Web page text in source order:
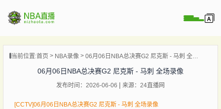
播当前位置:首页 NBA录像 06月06日NBA总决赛G2 尼克斯 - 马刺 全场录像
06月06日NBA总决赛G2 尼克斯 - 马刺 全场录像
发布时间：2026-06-06 来源：24直播网
[CCTV]06月06日NBA总决赛G2 尼克斯 - 马刺 全场录像